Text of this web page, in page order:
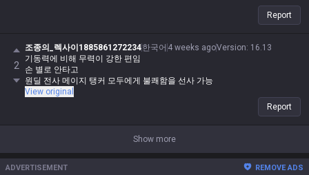
Report
2
조종의_렉사이1885861272234한국어 4 weeks agoVersion: 16.13
기동력에 비해 무력이 강한 편임
손 별로 안타고
원딜 전사 메이지 탱커 모두에게 불쾌함을 선사 가능
View original
Report
Show more
ADVERTISEMENT REMOVE ADS